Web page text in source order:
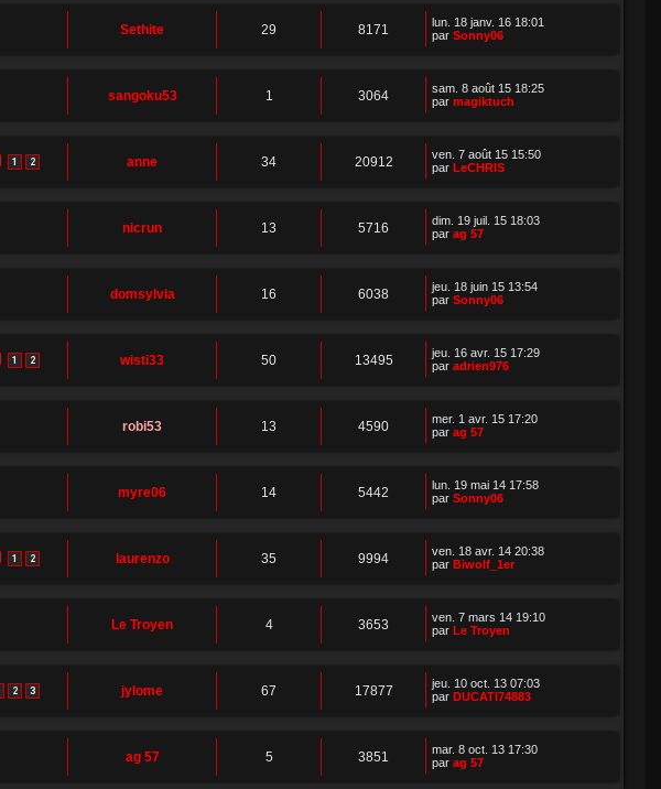
Sethite 29 8171
lun. 18 janv. 16 18:01
parSonny06
sangoku53 1 3064
sam. 8 août 15 18:25
parmagiktuch
1 2 anne 34 20912
ven. 7 août 15 15:50
parLeCHRIS
nicrun 13 5716
dim. 19 juil. 15 18:03
parag 57
domsylvia 16 6038
jeu. 18 juin 15 13:54
parSonny06
1 2 wisti33 50 13495
jeu. 16 avr. 15 17:29
paradrien976
robi53 13 4590
mer. 1 avr. 15 17:20
parag 57
myre06 14 5442
lun. 19 mai 14 17:58
parSonny06
1 2 laurenzo 35 9994
ven. 18 avr. 14 20:38
parBiwolf_1er
Le Troyen 4 3653
ven. 7 mars 14 19:10
parLe Troyen
2 3 jylome 67 17877
jeu. 10 oct. 13 07:03
parDUCATI74883
ag 57 5 3851
mar. 8 oct. 13 17:30
parag 57